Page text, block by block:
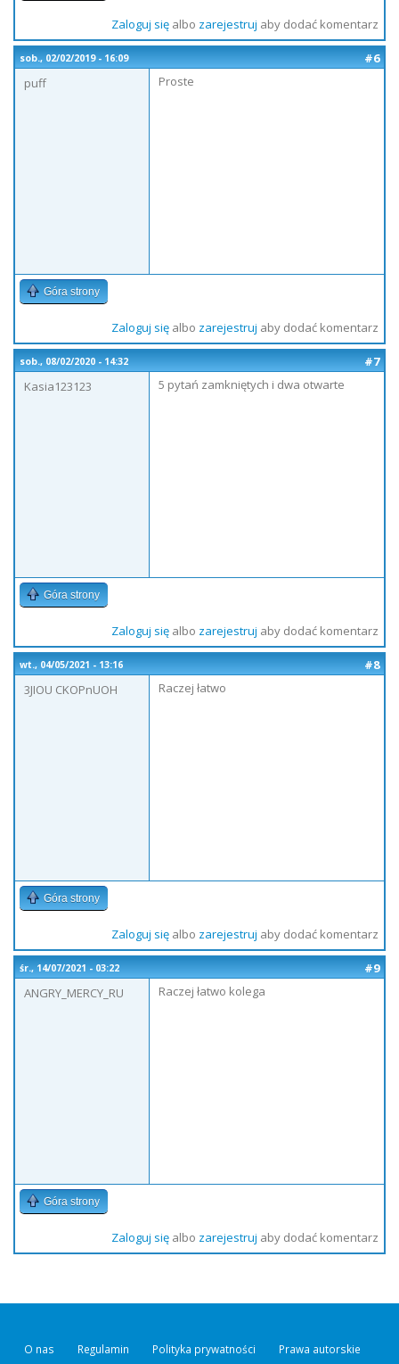
Zaloguj sięalbo zarejestruj aby dodać komentarz
sob., 02/02/2019 - 16:09
#6
puff
Proste
Góra strony
Zaloguj sięalbo zarejestruj aby dodać komentarz
sob., 08/02/2020 - 14:32
#7
Kasia123123
5 pytań zamkniętych i dwa otwarte
Góra strony
Zaloguj sięalbo zarejestruj aby dodać komentarz
wt., 04/05/2021 - 13:16
#8
3JIOU CKOPnUOH
Raczej łatwo
Góra strony
Zaloguj sięalbo zarejestruj aby dodać komentarz
śr., 14/07/2021 - 03:22
#9
ANGRY_MERCY_RU
Raczej łatwo kolega
Góra strony
Zaloguj sięalbo zarejestruj aby dodać komentarz
O nas Regulamin Polityka prywatności Prawa autorskie